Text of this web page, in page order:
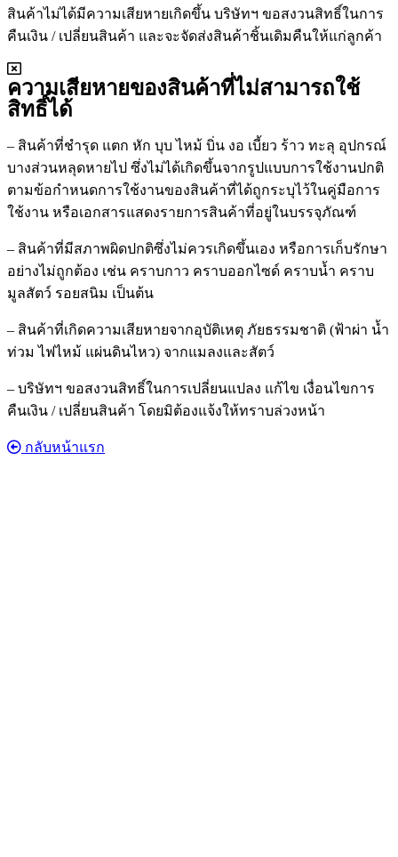
สินค้าไม่ได้มีความเสียหายเกิดขึ้น บริษัทฯ ขอสงวนสิทธิ์ในการ
คืนเงิน / เปลี่ยนสินค้า และจะจัดส่งสินค้าชิ้นเดิมคืนให้แก่ลูกค้า
ความเสียหายของสินค้าที่ไม่สามารถใช้
สิทธิ์ได้
– สินค้าที่ชำรุด แตก หัก บุบ ไหม้ บิ่น งอ เบี้ยว ร้าว ทะลุ อุปกรณ์
บางส่วนหลุดหายไป ซึ่งไม่ได้เกิดขึ้นจากรูปแบบการใช้งานปกติ
ตามข้อกำหนดการใช้งานของสินค้าที่ได้ถูกระบุไว้ในคู่มือการ
ใช้งาน หรือเอกสารแสดงรายการสินค้าที่อยู่ในบรรจุภัณฑ์
– สินค้าที่มีสภาพผิดปกติซึ่งไม่ควรเกิดขึ้นเอง หรือการเก็บรักษา
อย่างไม่ถูกต้อง เช่น คราบกาว คราบออกไซด์ คราบน้ำ คราบ
มูลสัตว์ รอยสนิม เป็นต้น
– สินค้าที่เกิดความเสียหายจากอุบัติเหตุ ภัยธรรมชาติ (ฟ้าผ่า น้ำ
ท่วม ไฟไหม้ แผ่นดินไหว) จากแมลงและสัตว์
– บริษัทฯ ขอสงวนสิทธิ์ในการเปลี่ยนแปลง แก้ไข เงื่อนไขการ
คืนเงิน / เปลี่ยนสินค้า โดยมิต้องแจ้งให้ทราบล่วงหน้า
กลับหน้าแรก